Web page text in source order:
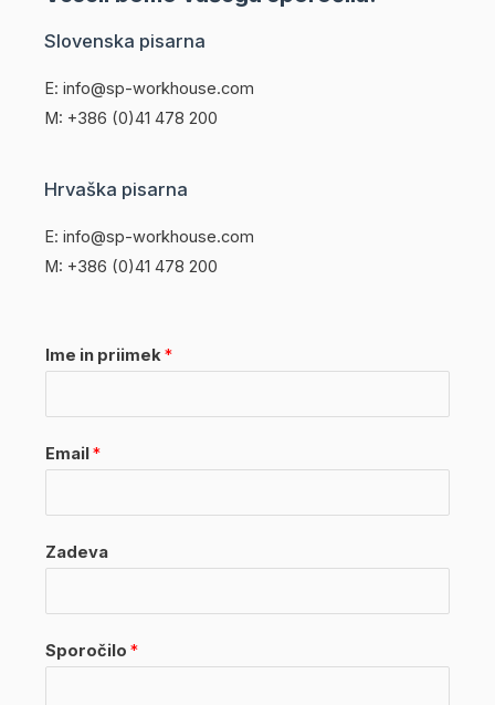
Slovenska pisarna
E: info@sp-workhouse.com
M: +386 (0)41 478 200
Hrvaška pisarna
E: info@sp-workhouse.com
M: +386 (0)41 478 200
Ime in priimek*
Email*
Zadeva
Sporočilo *